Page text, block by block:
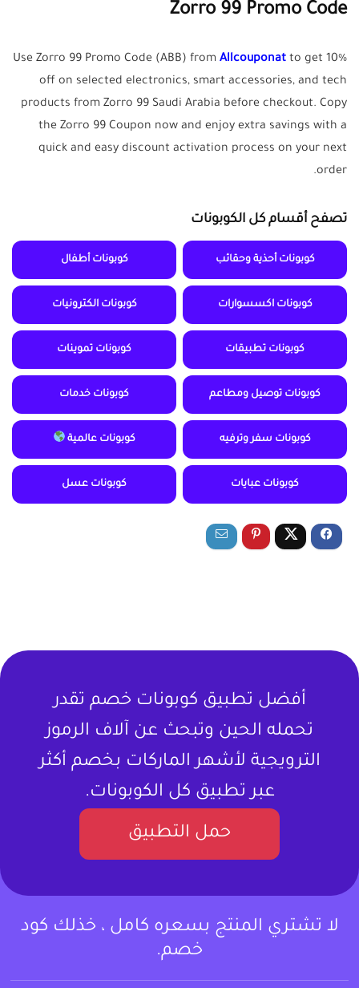
Zorro 99 Promo Code
Use Zorro 99 Promo Code (ABB) from Allcouponat to get 10%
off on selected electronics, smart accessories, and tech
products from Zorro 99 Saudi Arabia before checkout. Copy
the Zorro 99 Coupon now and enjoy extra savings with a
quick and easy discount activation process on your next
order.
تصفح أقسام كل الكوبونات
كوبونات أحذية وحقائب كوبونات أطفال
كوبونات اكسسوارات كوبونات الكترونيات
كوبونات تطبيقات كوبونات تموينات
كوبونات توصيل ومطاعم كوبونات خدمات
كوبونات سفر وترفيه كوبونات عالمية
كوبونات عبايات كوبونات عسل
أفضل تطبيق كوبونات خصم تقدر
تحمله الحين وتبحث عن آلاف الرموز
الترويجية لأشهر الماركات بخصم أكثر
عبر تطبيق كل الكوبونات.
حمل التطبيق
لا تشتري المنتج بسعره كامل ، خذلك كود
خصم.